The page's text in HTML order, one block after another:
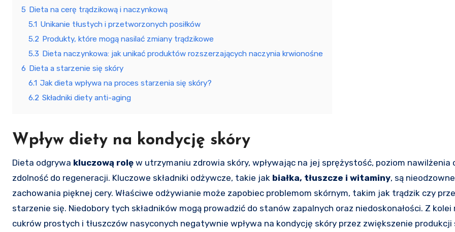
5 Dieta na cerę trądzikową i naczynkową
5.1 Unikanie tłustych i przetworzonych posiłków
5.2 Produkty, które mogą nasilać zmiany trądzikowe
5.3 Dieta naczynkowa: jak unikać produktów rozszerzających naczynia krwionośne
6 Dieta a starzenie się skóry
6.1 Jak dieta wpływa na proces starzenia się skóry?
6.2 Składniki diety anti-aging
Wpływ diety na kondycję skóry
Dieta odgrywa kluczową rolę w utrzymaniu zdrowia skóry, wpływając na jej sprężystość, poziom nawilżenia
zdolność do regeneracji. Kluczowe składniki odżywcze, takie jak białka, tłuszcze i witaminy, są
zachowania pięknej cery. Właściwe odżywianie może zapobiec problemom skórnym, takim jak trądzik czy
starzenie się. Niedobory tych składników mogą prowadzić do stanów zapalnych oraz niedoskonałości. Z kolei
cukrów prostych i tłuszczów nasyconych negatywnie wpływa na kondycję skóry przez zwiększenie produkcji